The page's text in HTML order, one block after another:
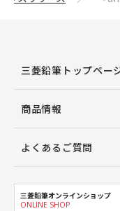
三菱鉛筆トップペー
商品情報
よくあるご質問
三菱鉛筆オンラインショップ
ONLINE SHOP